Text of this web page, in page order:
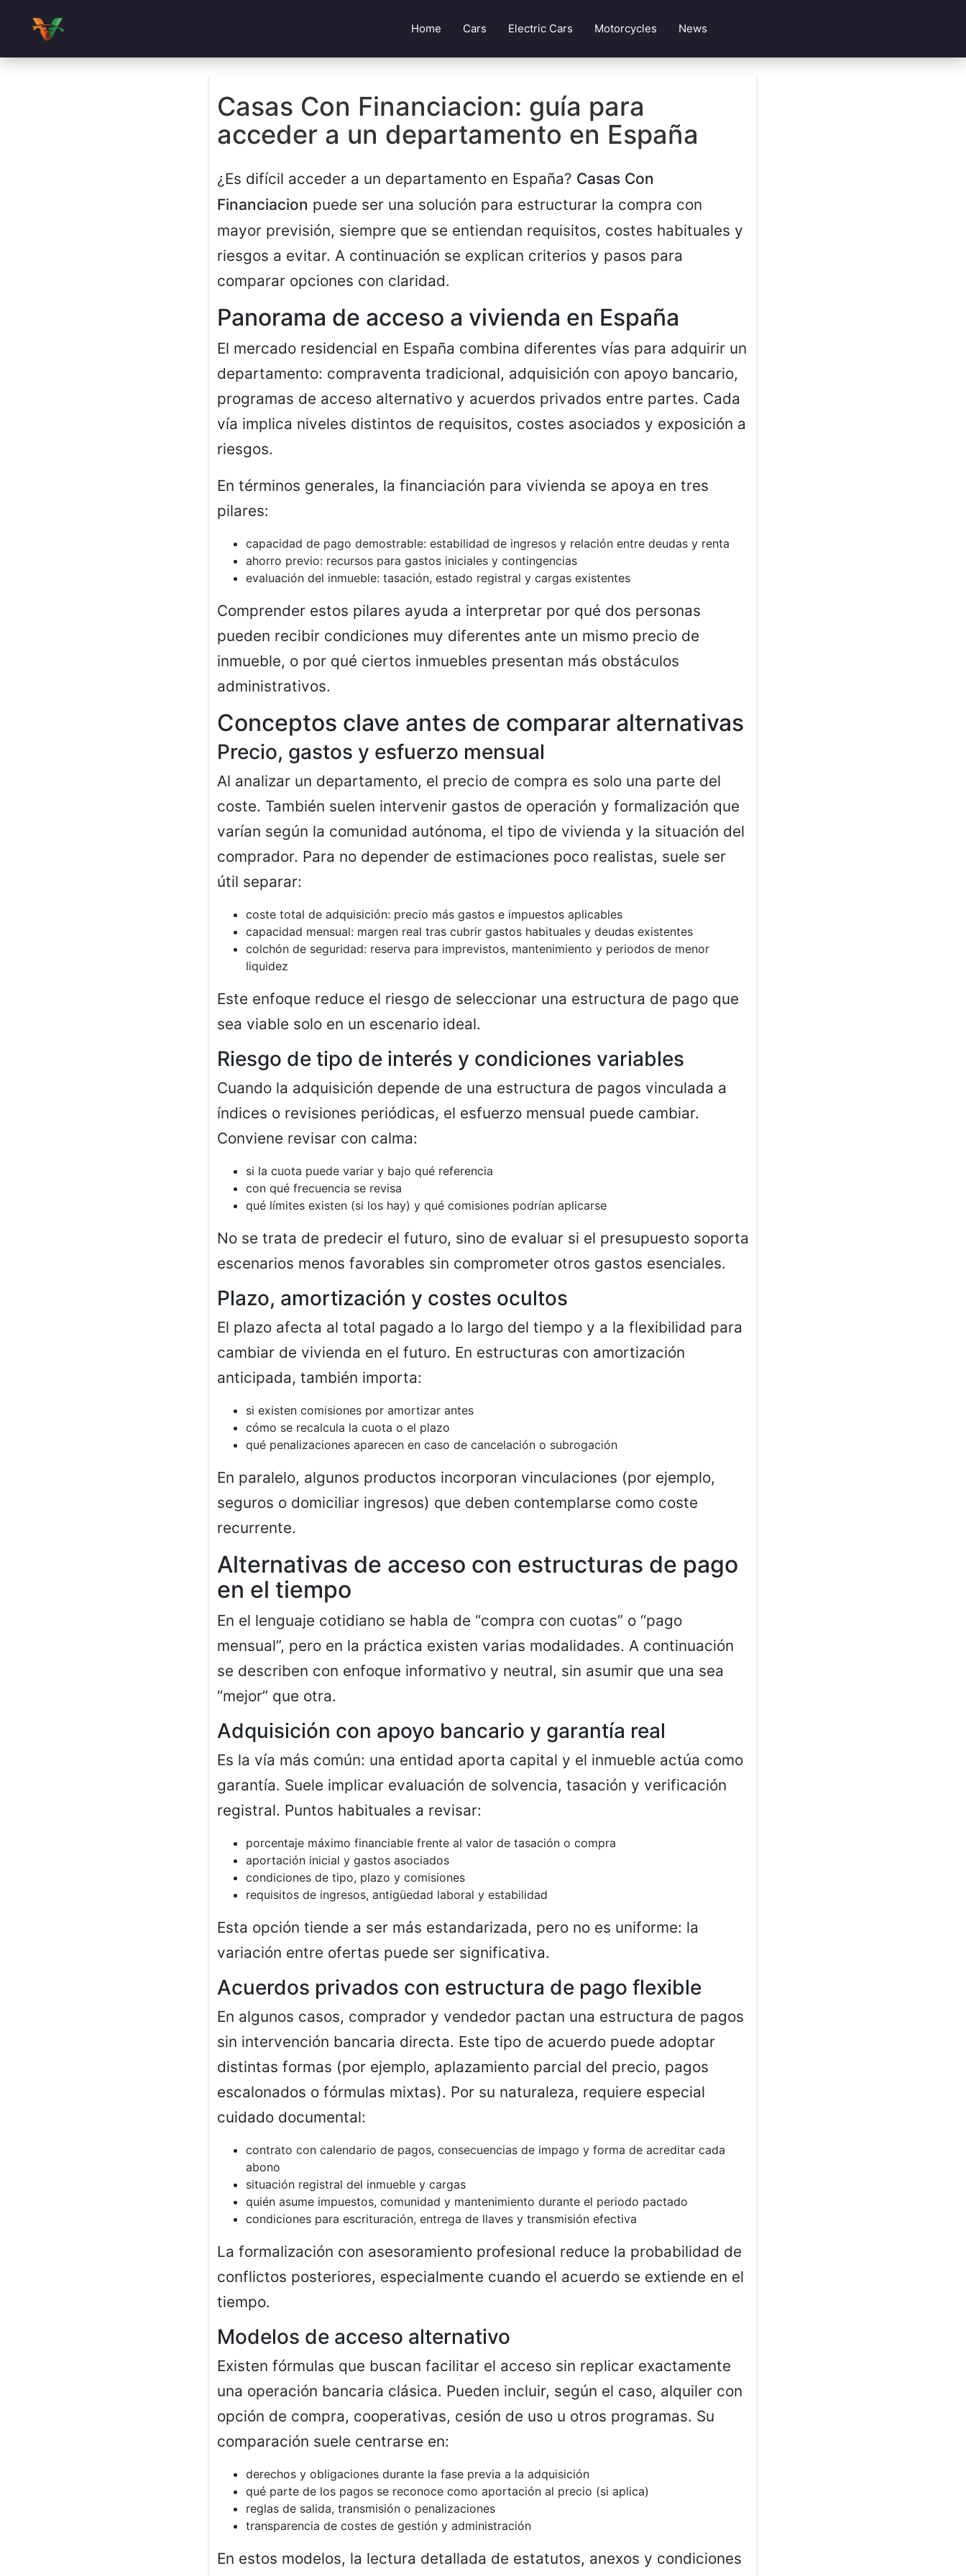
Home Cars Electric Cars Motorcycles News
Casas Con Financiacion: guía para
acceder a un departamento en España
¿Es difícil acceder a un departamento en España? Casas Con
Financiacion puede ser una solución para estructurar la compra con
mayor previsión, siempre que se entiendan requisitos, costes habituales y
riesgos a evitar. A continuación se explican criterios y pasos para
comparar opciones con claridad.
Panorama de acceso a vivienda en España
El mercado residencial en España combina diferentes vías para adquirir un
departamento: compraventa tradicional, adquisición con apoyo bancario,
programas de acceso alternativo y acuerdos privados entre partes. Cada
vía implica niveles distintos de requisitos, costes asociados y exposición a
riesgos.
En términos generales, la financiación para vivienda se apoya en tres
pilares:
capacidad de pago demostrable: estabilidad de ingresos y relación entre deudas y renta
ahorro previo: recursos para gastos iniciales y contingencias
evaluación del inmueble: tasación, estado registral y cargas existentes
Comprender estos pilares ayuda a interpretar por qué dos personas
pueden recibir condiciones muy diferentes ante un mismo precio de
inmueble, o por qué ciertos inmuebles presentan más obstáculos
administrativos.
Conceptos clave antes de comparar alternativas
Precio, gastos y esfuerzo mensual
Al analizar un departamento, el precio de compra es solo una parte del
coste. También suelen intervenir gastos de operación y formalización que
varían según la comunidad autónoma, el tipo de vivienda y la situación del
comprador. Para no depender de estimaciones poco realistas, suele ser
útil separar:
coste total de adquisición: precio más gastos e impuestos aplicables
capacidad mensual: margen real tras cubrir gastos habituales y deudas existentes
colchón de seguridad: reserva para imprevistos, mantenimiento y periodos de menor
liquidez
Este enfoque reduce el riesgo de seleccionar una estructura de pago que
sea viable solo en un escenario ideal.
Riesgo de tipo de interés y condiciones variables
Cuando la adquisición depende de una estructura de pagos vinculada a
índices o revisiones periódicas, el esfuerzo mensual puede cambiar.
Conviene revisar con calma:
si la cuota puede variar y bajo qué referencia
con qué frecuencia se revisa
qué límites existen (si los hay) y qué comisiones podrían aplicarse
No se trata de predecir el futuro, sino de evaluar si el presupuesto soporta
escenarios menos favorables sin comprometer otros gastos esenciales.
Plazo, amortización y costes ocultos
El plazo afecta al total pagado a lo largo del tiempo y a la flexibilidad para
cambiar de vivienda en el futuro. En estructuras con amortización
anticipada, también importa:
si existen comisiones por amortizar antes
cómo se recalcula la cuota o el plazo
qué penalizaciones aparecen en caso de cancelación o subrogación
En paralelo, algunos productos incorporan vinculaciones (por ejemplo,
seguros o domiciliar ingresos) que deben contemplarse como coste
recurrente.
Alternativas de acceso con estructuras de pago
en el tiempo
En el lenguaje cotidiano se habla de “compra con cuotas” o “pago
mensual”, pero en la práctica existen varias modalidades. A continuación
se describen con enfoque informativo y neutral, sin asumir que una sea
“mejor” que otra.
Adquisición con apoyo bancario y garantía real
Es la vía más común: una entidad aporta capital y el inmueble actúa como
garantía. Suele implicar evaluación de solvencia, tasación y verificación
registral. Puntos habituales a revisar:
porcentaje máximo financiable frente al valor de tasación o compra
aportación inicial y gastos asociados
condiciones de tipo, plazo y comisiones
requisitos de ingresos, antigüedad laboral y estabilidad
Esta opción tiende a ser más estandarizada, pero no es uniforme: la
variación entre ofertas puede ser significativa.
Acuerdos privados con estructura de pago flexible
En algunos casos, comprador y vendedor pactan una estructura de pagos
sin intervención bancaria directa. Este tipo de acuerdo puede adoptar
distintas formas (por ejemplo, aplazamiento parcial del precio, pagos
escalonados o fórmulas mixtas). Por su naturaleza, requiere especial
cuidado documental:
contrato con calendario de pagos, consecuencias de impago y forma de acreditar cada
abono
situación registral del inmueble y cargas
quién asume impuestos, comunidad y mantenimiento durante el periodo pactado
condiciones para escrituración, entrega de llaves y transmisión efectiva
La formalización con asesoramiento profesional reduce la probabilidad de
conflictos posteriores, especialmente cuando el acuerdo se extiende en el
tiempo.
Modelos de acceso alternativo
Existen fórmulas que buscan facilitar el acceso sin replicar exactamente
una operación bancaria clásica. Pueden incluir, según el caso, alquiler con
opción de compra, cooperativas, cesión de uso u otros programas. Su
comparación suele centrarse en:
derechos y obligaciones durante la fase previa a la adquisición
qué parte de los pagos se reconoce como aportación al precio (si aplica)
reglas de salida, transmisión o penalizaciones
transparencia de costes de gestión y administración
En estos modelos, la lectura detallada de estatutos, anexos y condiciones